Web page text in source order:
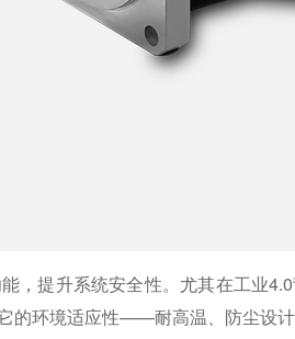
，提升系统安全性。尤其在工业
环境适应性——耐高温、防尘设